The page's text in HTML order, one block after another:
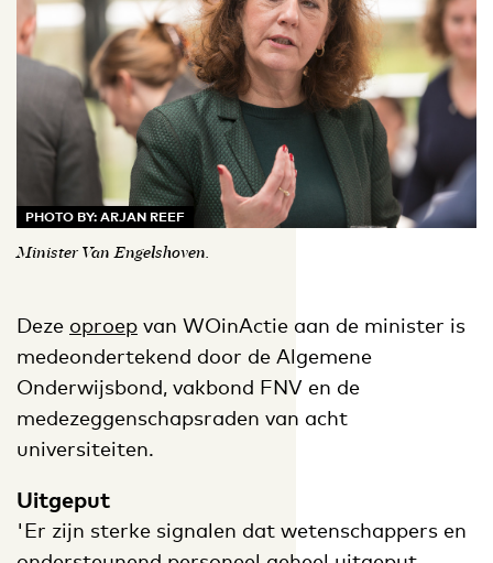
PHOTO BY: ARJAN REEF
Minister Van Engelshoven.
Deze oproep van WOinActie aan de minister is
medeondertekend door de Algemene
Onderwijsbond, vakbond FNV en de
medezeggenschapsraden van acht
universiteiten.
Uitgeput
'Er zijn sterke signalen dat wetenschappers en